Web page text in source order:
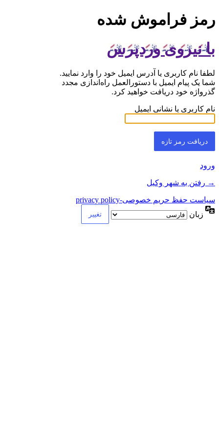
رمز فراموش شده
با نیروی وردپرس
لطفا نام کاربری یا آدرس ایمیل خود را وارد نمایید.
شما یک پیام ایمیل با دستورالعمل راه‌اندازی مجدد
گذرواژه خود دریافت خواهید کرد.
نام کاربری یا نشانی ایمیل
ورود
→ رفتن به شهر وکیل
سیاست حفظ حریم خصوصی-privacy policy
زبان